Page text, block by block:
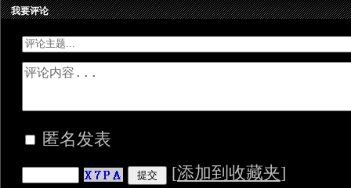
我要评论
匿名发表
[添加到收藏夹]